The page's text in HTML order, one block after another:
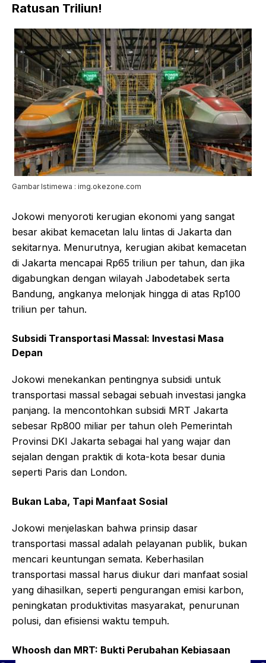
Ratusan Triliun!
Gambar Istimewa : img.okezone.com
Jokowi menyoroti kerugian ekonomi yang sangat
besar akibat kemacetan lalu lintas di Jakarta dan
sekitarnya. Menurutnya, kerugian akibat kemacetan
di Jakarta mencapai Rp65 triliun per tahun, dan jika
digabungkan dengan wilayah Jabodetabek serta
Bandung, angkanya melonjak hingga di atas Rp100
triliun per tahun.
Subsidi Transportasi Massal: Investasi Masa
Depan
Jokowi menekankan pentingnya subsidi untuk
transportasi massal sebagai sebuah investasi jangka
panjang. Ia mencontohkan subsidi MRT Jakarta
sebesar Rp800 miliar per tahun oleh Pemerintah
Provinsi DKI Jakarta sebagai hal yang wajar dan
sejalan dengan praktik di kota-kota besar dunia
seperti Paris dan London.
Bukan Laba, Tapi Manfaat Sosial
Jokowi menjelaskan bahwa prinsip dasar
transportasi massal adalah pelayanan publik, bukan
mencari keuntungan semata. Keberhasilan
transportasi massal harus diukur dari manfaat sosial
yang dihasilkan, seperti pengurangan emisi karbon,
peningkatan produktivitas masyarakat, penurunan
polusi, dan efisiensi waktu tempuh.
Whoosh dan MRT: Bukti Perubahan Kebiasaan